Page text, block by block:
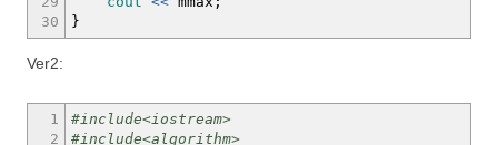
30
}
Ver2:
1
2
#include<iostream>
#include<algorithm>